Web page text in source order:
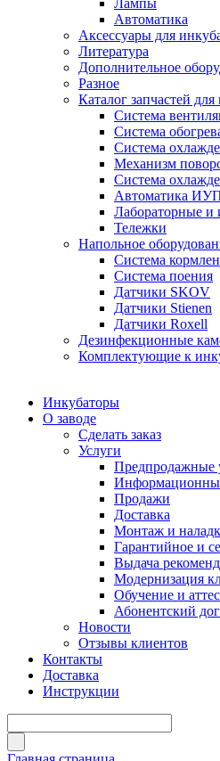
Лампы
Автоматика
Аксессуары для
Литература
Дополнительное
Разное
Каталог запчастей
Система
Система
Система
Механизм
Система
Автоматика
Лабораторные и
Тележки
Напольное
Система
Система поения
Датчики SKOV
Датчики Stienen
Датчики Roxell
Дезинфекционные
Комплектующие к
Инкубаторы
О заводе
Сделать заказ
Услуги
Предпродажные
Продажи
Доставка
Монтаж и
Гарантийное и
Выдача
Модернизация
Обучение и
Абонентский
Новости
Отзывы клиентов
Контакты
Доставка
Инструкции